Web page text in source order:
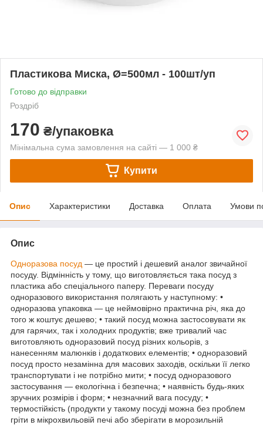
Пластикова Миска, Ø=500мл - 100шт/уп
Готово до відправки
Роздріб
170 ₴/упаковка
Мінімальна сума замовлення на сайті — 1 000 ₴
Купити
Опис Характеристики Доставка Оплата Умови
Опис
Одноразова посуд — це простий і дешевий аналог звичайної
посуду. Відмінність у тому, що виготовляється така посуд з
пластика або спеціального паперу. Переваги посуду
одноразового використання полягають у наступному: •
одноразова упаковка — це неймовірно практична річ, яка до
того ж коштує дешево; • такий посуд можна застосовувати як
для гарячих, так і холодних продуктів; вже тривалий час
виготовляють одноразовий посуд різних кольорів, з
нанесенням малюнків і додаткових елементів; • одноразовий
посуд просто незамінна для масових заходів, оскільки її легко
транспортувати і не потрібно мити; • посуд одноразового
застосування — екологічна і безпечна; • наявність будь-яких
зручних розмірів і форм; • незначний вага посуду; •
термостійкість (продукти у такому посуді можна без проблем
гріти в мікрохвильовій печі або зберігати в морозильній